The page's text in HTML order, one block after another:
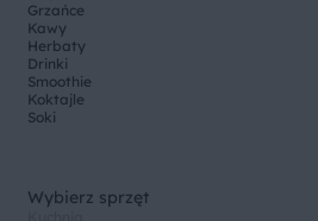
Grzańce
Kawy
Herbaty
Drinki
Smoothie
Koktajle
Soki
Wybierz sprzęt